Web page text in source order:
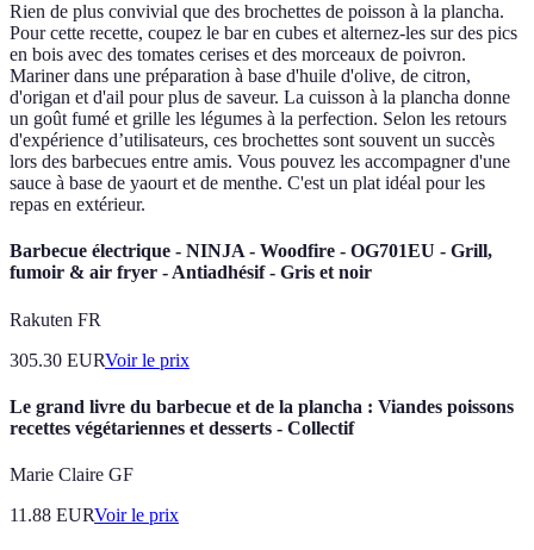
Rien de plus convivial que des brochettes de poisson à la plancha.
Pour cette recette, coupez le bar en cubes et alternez-les sur des pics
en bois avec des tomates cerises et des morceaux de poivron.
Mariner dans une préparation à base d'huile d'olive, de citron,
d'origan et d'ail pour plus de saveur. La cuisson à la plancha donne
un goût fumé et grille les légumes à la perfection. Selon les retours
d'expérience d’utilisateurs, ces brochettes sont souvent un succès
lors des barbecues entre amis. Vous pouvez les accompagner d'une
sauce à base de yaourt et de menthe. C'est un plat idéal pour les
repas en extérieur.
Barbecue électrique - NINJA - Woodfire - OG701EU - Grill,
fumoir & air fryer - Antiadhésif - Gris et noir
Rakuten FR
305.30 EURVoir le prix
Le grand livre du barbecue et de la plancha : Viandes poissons
recettes végétariennes et desserts - Collectif
Marie Claire GF
11.88 EURVoir le prix